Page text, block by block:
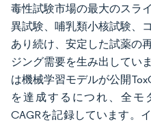
毒性試験市場の最大のスラ
異試験、哺乳類小核試験、
あり続け、安定した試薬の
ジング需要を生み出してい
は機械学習モデルが公開
を達成するにつれ、全モ
CAGRを記録しています。